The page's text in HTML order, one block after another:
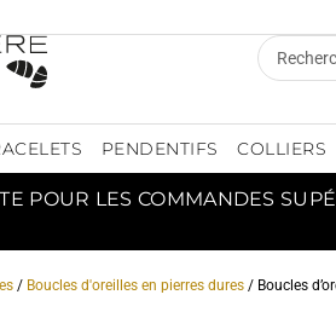
PENDENTIFS COLLIERS
POUR LES COMMANDES
/ Boucles d'oreilles en pierres dures / Boucles